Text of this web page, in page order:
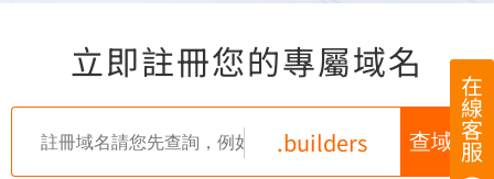
在
線
客
服
立即註冊您的專屬域名
.builders